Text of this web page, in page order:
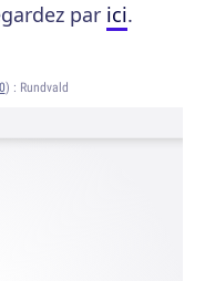
par ici.
) : Rundvald